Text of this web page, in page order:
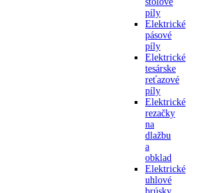
píly
Elektrické
pásové
píly
Elektrické
tesárske
reťazové
píly
Elektrické
rezačky
na
dlažbu
a
obklad
Elektrické
uhlové